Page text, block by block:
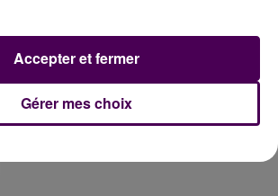
Kids !
7 août 2026
Gagnez vos entrées pour Papéa Parc !
Gérer mes choix
Accepter et fermer